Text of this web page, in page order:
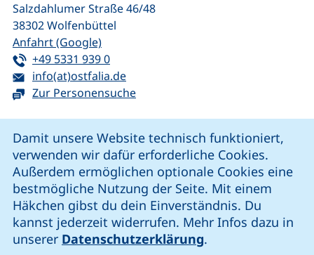
Damit unsere Website technisch funktioniert,
verwenden wir dafür erforderliche Cookies.
Außerdem ermöglichen optionale Cookies eine
bestmögliche Nutzung der Seite. Mit einem
Häkchen gibst du dein Einverständnis. Du
kannst jederzeit widerrufen. Mehr Infos dazu in
unserer Datenschutzerklärung.
Salzdahlumer Straße 46/48
38302Wolfenbüttel
Anfahrt (Google)(externer Link, öffnet neues Fenster)
Tel:
+49 5331 939 0(startet einen Telefonanruf, wenn Ihr
E-Mail:
info(at)ostfalia.de(öffnet Ihr E-Mail-Programm)
Zur Personensuche
unsere Facebook-Seite (externer Link, öffnet neues
unsere LinkedIn-Seite (externer Link, öffnet
unsere Instagram-Seite (externer Link,
unsere YouTube-Seite (externer
Cookie-Einstellungen
Impressum